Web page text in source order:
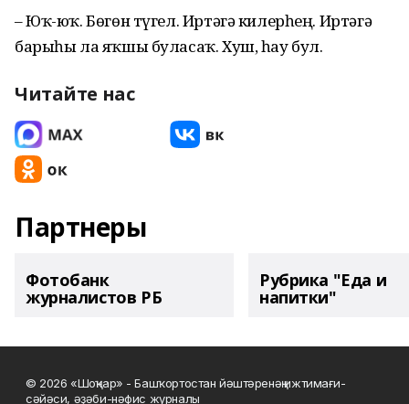
– Юҡ-юҡ. Бөгөн түгел. Иртәгә килерһең. Иртәгә
барыһы ла яҡшы буласаҡ. Хуш, һау бул.
Читайте нас
Партнеры
Фотобанк
журналистов РБ
Рубрика "Еда и
напитки"
© 2026 «Шоңҡар» - Башҡортостан йәштәренәң ижтимағи-
сәйәси, әҙәби-нәфис журналы